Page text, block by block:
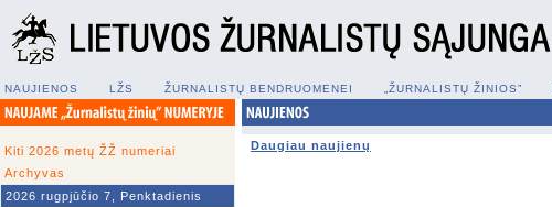
NAUJIENOS LŽS ŽURNALISTŲ BENDRUOMENEI „ŽURNALISTŲ ŽINIOS”
Kiti 2026 metų ŽŽ numeriai
Archyvas
2026 rugpjūčio 7, Penktadienis
Daugiau naujienų